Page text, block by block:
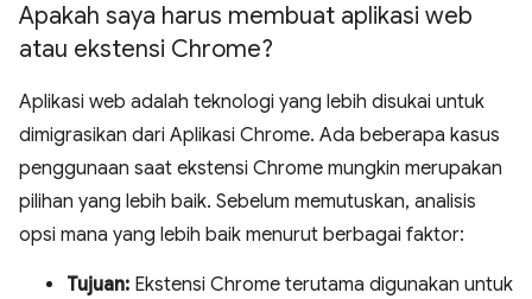
Apakah saya harus membuat aplikasi web
atau ekstensi Chrome?
Aplikasi web adalah teknologi yang lebih disukai untuk
dimigrasikan dari Aplikasi Chrome. Ada beberapa kasus
penggunaan saat ekstensi Chrome mungkin merupakan
pilihan yang lebih baik. Sebelum memutuskan, analisis
opsi mana yang lebih baik menurut berbagai faktor:
Tujuan: Ekstensi Chrome terutama digunakan untuk